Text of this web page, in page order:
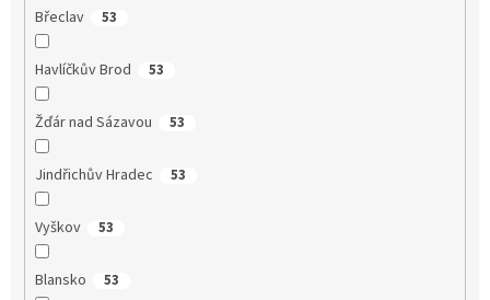
Břeclav 53
Havlíčkův Brod 53
Žďár nad Sázavou 53
Jindřichův Hradec 53
Vyškov 53
Blansko 53